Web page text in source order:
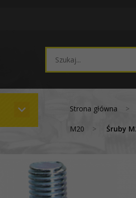
Strona główna
M20 Śruby